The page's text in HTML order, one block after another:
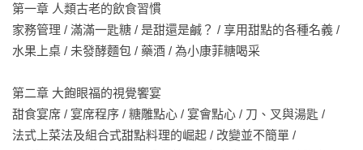
隱含不同文明的天人觀。來一匙甜點，一品世界的深邃廣
闊。」
——Ying C. 陳穎 | 飲食作家、Ying C. 一匙甜點舀巴黎主理人
第一章 人類古老的飲食習慣
家務管理 / 滿滿一匙糖 / 是甜還是鹹？ / 享用甜點的各種名義 /
水果上桌 / 未發酵麵包 / 藥酒 / 為小康菲糖喝采
第二章 大飽眼福的視覺饗宴
甜食宴席 / 宴席程序 / 糖雕點心 / 宴會點心 / 刀、叉與湯匙 /
法式上菜法及組合式甜點料理的崛起 / 改變並不簡單 /